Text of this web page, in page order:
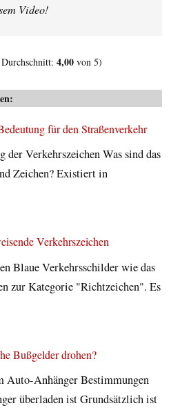
Video!
4,00 von 5)
für den Straßenverkehr
Verkehrszeichen Was sind das
Zeichen? Existiert in
Verkehrszeichen
Blaue Verkehrsschilder wie das
zur Kategorie "Richtzeichen". Es
Bußgelder drohen?
Auto-Anhänger Bestimmungen
überladen ist Grundsätzlich ist